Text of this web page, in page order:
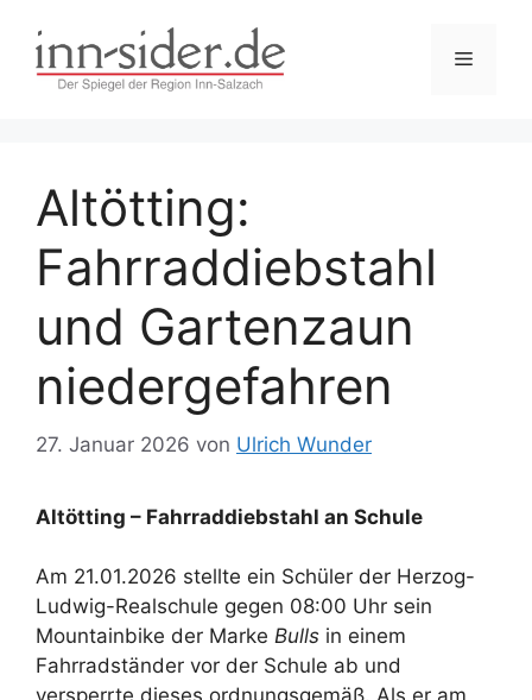
Inhalt
springen
Menü
Altötting:
Fahrraddiebstahl
und Gartenzaun
niedergefahren
27. Januar 2026 von Ulrich Wunder
Altötting – Fahrraddiebstahl an Schule
Am 21.01.2026 stellte ein Schüler der Herzog-
Ludwig-Realschule gegen 08:00 Uhr sein
Mountainbike der Marke Bulls in einem
Fahrradständer vor der Schule ab und
versperrte dieses ordnungsgemäß. Als er am